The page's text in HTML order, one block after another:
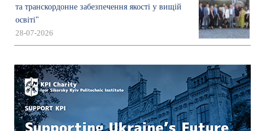
та транскордонне забезпечення якості у вищій
освіті"
28-07-2026